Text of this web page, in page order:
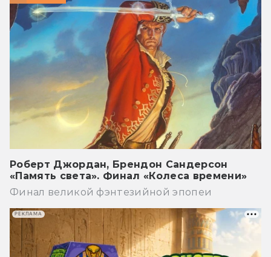
Роберт Джордан, Брендон Сандерсон
«Память света». Финал «Колеса времени»
Финал великой фэнтезийной эпопеи
РЕКЛАМА